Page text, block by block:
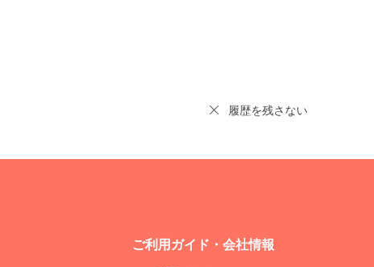
履歴を残さない
ご利用ガイド・会社情報